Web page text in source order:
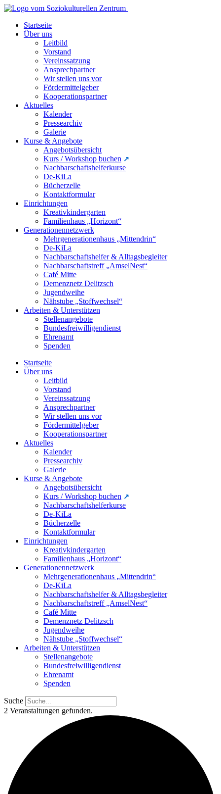
Startseite
Über uns
Leitbild
Vorstand
Vereinssatzung
Ansprechpartner
Wir stellen uns vor
Fördermittelgeber
Kooperationspartner
Aktuelles
Kalender
Pressearchiv
Galerie
Kurse & Angebote
Angebotsübersicht
Kurs / Workshop buchen
Nachbarschaftshelferkurse
De-KiLa
Bücherzelle
Kontaktformular
Einrichtungen
Kreativkindergarten
Familienhaus „Horizont“
Generationennetzwerk
Mehrgenerationenhaus „Mittendrin“
De-KiLa
Nachbarschaftshelfer & Alltagsbegleiter
Nachbarschaftstreff „AmselNest“
Café Mitte
Demenznetz Delitzsch
Jugendweihe
Nähstube „Stoffwechsel“
Arbeiten & Unterstützen
Stellenangebote
Bundesfreiwilligendienst
Ehrenamt
Spenden
Startseite
Über uns
Leitbild
Vorstand
Vereinssatzung
Ansprechpartner
Wir stellen uns vor
Fördermittelgeber
Kooperationspartner
Aktuelles
Kalender
Pressearchiv
Galerie
Kurse & Angebote
Angebotsübersicht
Kurs / Workshop buchen
Nachbarschaftshelferkurse
De-KiLa
Bücherzelle
Kontaktformular
Einrichtungen
Kreativkindergarten
Familienhaus „Horizont“
Generationennetzwerk
Mehrgenerationenhaus „Mittendrin“
De-KiLa
Nachbarschaftshelfer & Alltagsbegleiter
Nachbarschaftstreff „AmselNest“
Café Mitte
Demenznetz Delitzsch
Jugendweihe
Nähstube „Stoffwechsel“
Arbeiten & Unterstützen
Stellenangebote
Bundesfreiwilligendienst
Ehrenamt
Spenden
Suche
2 Veranstaltungen gefunden.